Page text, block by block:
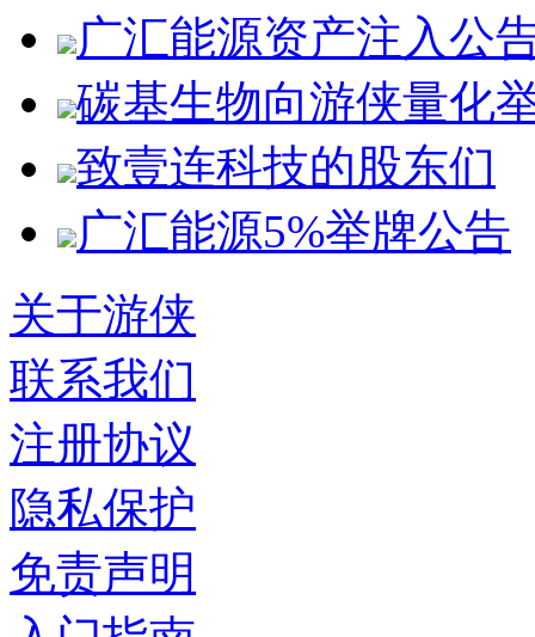
广汇能源资产注入公
碳基生物向游侠量化
致壹连科技的股东们
广汇能源5%举牌公告
关于游侠
联系我们
注册协议
隐私保护
免责声明